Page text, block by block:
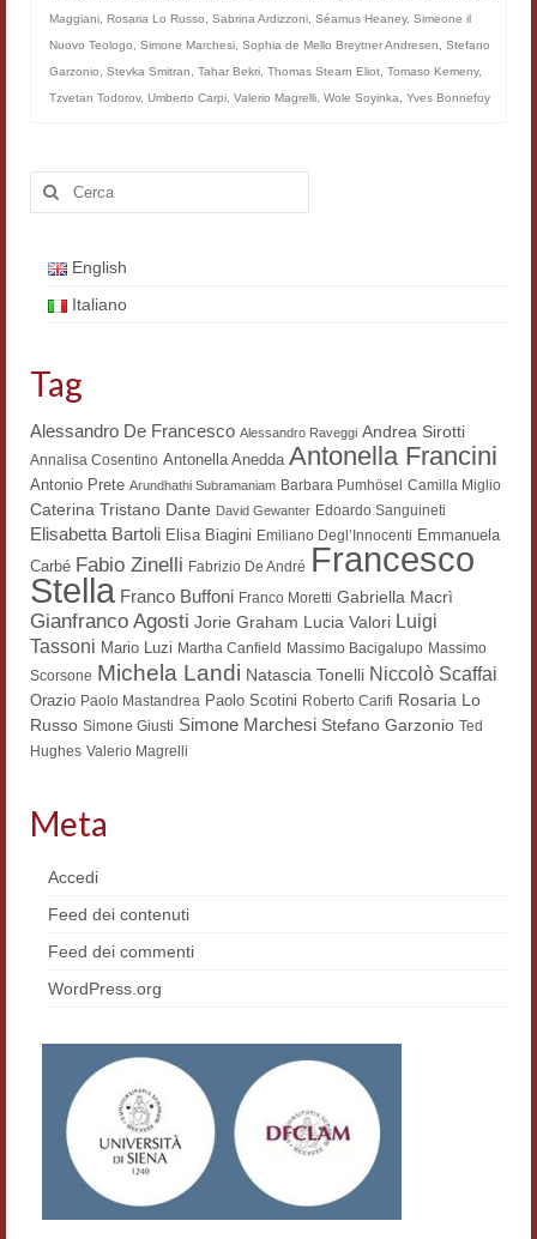
LEAD
Didattica
Workshop DH
Pubblicazioni
Hagiographica Coreana
Koreanische Literatur und Kultur
Scrittori latini dell’Europa medioevale
Testi Mediolatini
Altri volumi
Atti di convegno
Materiali
Presentazione
Poesia inglese postcoloniale
Comitato scientifico
Norme etiche e redazionali
Dépliant e cedola acquisti
Maggiani, Rosaria Lo Russo, Sabrina Ardizzoni, Séamus Heaney, Simeone il
Nuovo Teologo, Simone Marchesi, Sophia de Mello Breytner Andresen, Stefano
Garzonio, Stevka Smitran, Tahar Bekri, Thomas Stearn Eliot, Tomaso Kemeny,
Tzvetan Todorov, Umberto Carpi, Valerio Magrelli, Wole Soyinka, Yves Bonnefoy
Cerca:
English
Italiano
Tag
Alessandro De Francesco Alessandro Raveggi Andrea Sirotti
Annalisa Cosentino Antonella Anedda Antonella Francini
Antonio Prete Arundhathi Subramaniam Barbara Pumhösel Camilla Miglio
Caterina Tristano Dante David Gewanter Edoardo Sanguineti
Elisabetta Bartoli Elisa Biagini Emiliano Degl’Innocenti Emmanuela
Carbé Fabio Zinelli Fabrizio De André Francesco
Stella Franco Buffoni Franco Moretti Gabriella Macrì
Gianfranco Agosti Jorie Graham Lucia Valori Luigi
Tassoni Mario Luzi Martha Canfield Massimo Bacigalupo Massimo
Scorsone Michela Landi Natascia Tonelli Niccolò Scaffai
Orazio Paolo Mastandrea Paolo Scotini Roberto Carifi Rosaria Lo
Russo Simone Giusti Simone Marchesi Stefano Garzonio Ted
Hughes Valerio Magrelli
Meta
Accedi
Feed dei contenuti
Feed dei commenti
WordPress.org